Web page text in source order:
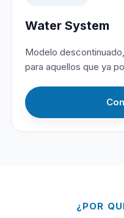
Water System
Modelo
para aquellos que ya
¿POR